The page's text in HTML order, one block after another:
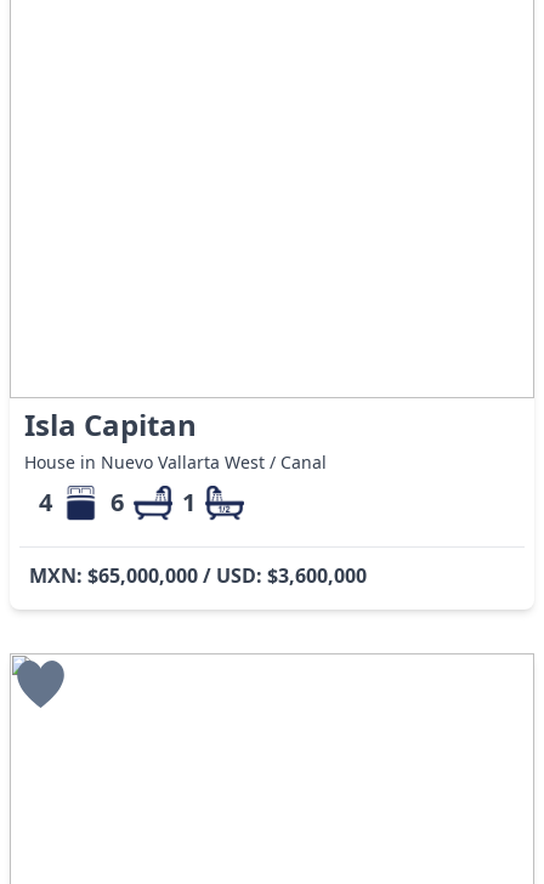
Isla Capitan
House in Nuevo Vallarta West / Canal
4 6 1
MXN: $65,000,000 / USD: $3,600,000